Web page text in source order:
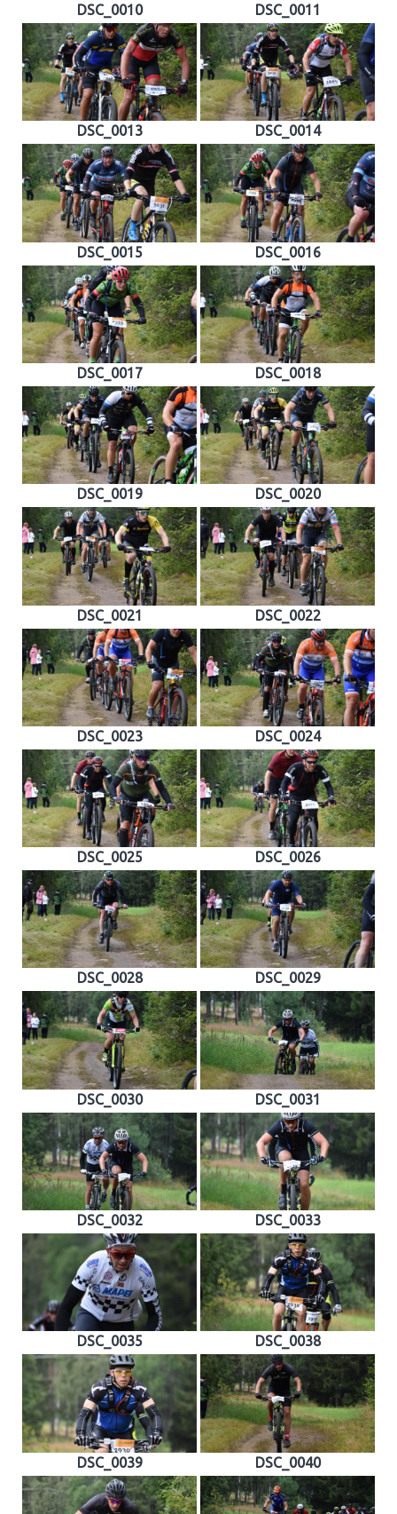
DSC_0010 DSC_0011
DSC_0013 DSC_0014
DSC_0015 DSC_0016
DSC_0017 DSC_0018
DSC_0019 DSC_0020
DSC_0021 DSC_0022
DSC_0023 DSC_0024
DSC_0025 DSC_0026
DSC_0028 DSC_0029
DSC_0030 DSC_0031
DSC_0032 DSC_0033
DSC_0035 DSC_0038
DSC_0039 DSC_0040